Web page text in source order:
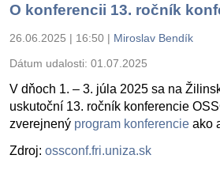
O konferencii 13. ročník
26.06.2025 | 16:50 | Miroslav Bendík
Dátum udalosti: 01.07.2025
V dňoch 1. – 3. júla 2025 sa na
uskutoční 13. ročník konferencie
zverejnený program konferencie ako
Zdroj: ossconf.fri.uniza.sk